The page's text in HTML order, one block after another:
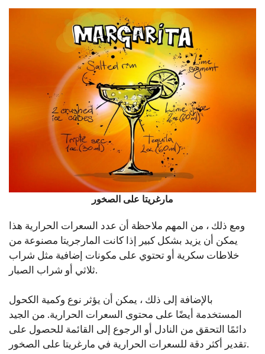
مارغريتا على الصخور
ومع ذلك ، من المهم ملاحظة أن عدد السعرات الحرارية هذا
يمكن أن يزيد بشكل كبير إذا كانت المارجريتا مصنوعة من
خلاطات سكرية أو تحتوي على مكونات إضافية مثل شراب
ثلاثي أو شراب الصبار.
بالإضافة إلى ذلك ، يمكن أن يؤثر نوع وكمية الكحول
المستخدمة أيضًا على محتوى السعرات الحرارية. من الجيد
دائمًا التحقق من النادل أو الرجوع إلى القائمة للحصول على
تقدير أكثر دقة للسعرات الحرارية في مارغريتا على الصخور.